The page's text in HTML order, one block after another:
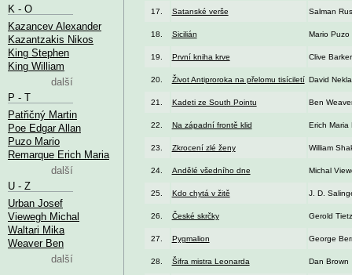
17. Satanské verše Salman
18. Sicilián Mario Puzo
19. První kniha krve Clive Barker
20. Život Antiproroka na přelomu tisíciletí David
21. Kadeti ze South Pointu Ben
22. Na západní frontě klid Erich Maria
23. Zkrocení zlé ženy William
24. Andělé všedního dne Michal
25. Kdo chytá v žitě J. D.
26. České skrčky Gerold Tietz
27. Pygmalion George
28. Šifra mistra Leonarda Dan Brown
K - O
Kazancev Alexander
Kazantzakis Nikos
King Stephen
King William
další
P - T
Patřičný Martin
Poe Edgar Allan
Puzo Mario
Remarque Erich Maria
další
U - Z
Urban Josef
Viewegh Michal
Waltari Mika
Weaver Ben
další